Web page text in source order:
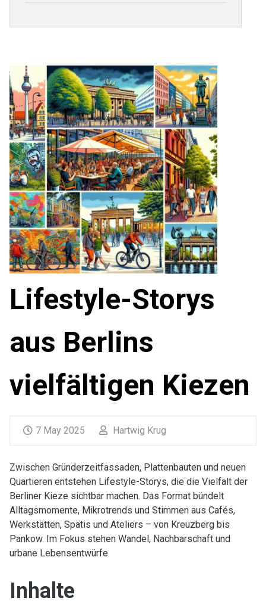
Lifestyle-Storys
aus Berlins
vielfältigen Kiezen
7 May 2025 Hartwig Krug
Zwischen Gründerzeitfassaden, Plattenbauten und neuen
Quartieren entstehen Lifestyle-Storys, die die Vielfalt der
Berliner Kieze sichtbar machen. Das Format bündelt
Alltagsmomente, Mikrotrends und Stimmen aus Cafés,
Werkstätten, Spätis und Ateliers – von Kreuzberg bis
Pankow. Im Fokus stehen Wandel, Nachbarschaft und
urbane Lebensentwürfe.
Inhalte